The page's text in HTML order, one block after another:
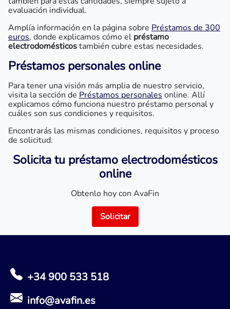
evaluación individual.
Amplía información en la página sobre Préstamos de 300
euros, donde explicamos cómo el préstamo
electrodomésticostambién cubre estas necesidades.
Préstamos personales online
Para tener una visión más amplia de nuestro servicio,
visita la sección de Préstamos personales online. Allí
explicamos cómo funciona nuestro préstamo personal y
cuáles son sus condiciones y requisitos.
Encontrarás las mismas condiciones, requisitos y proceso
de solicitud.
Solicita tu préstamo electrodomésticos
online
Obtenlo hoy con AvaFin
Solicitar
+34 900 533 518
info@avafin.es